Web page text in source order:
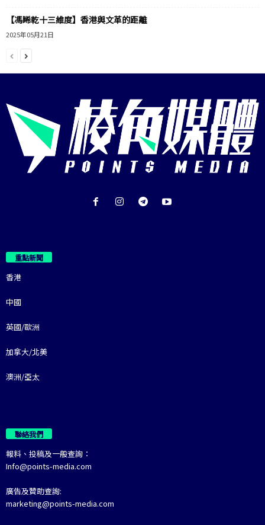
【馮睎乾十三維度】香港與文革的距離
2025年05月21日
重點新聞
香港
中國
英國/歐洲
加拿大/北美
澳洲/亞太
聯絡我們
報料、投稿及一般查詢：
Info@points-media.com
廣告及贊助查詢:
marketing@points-media.com